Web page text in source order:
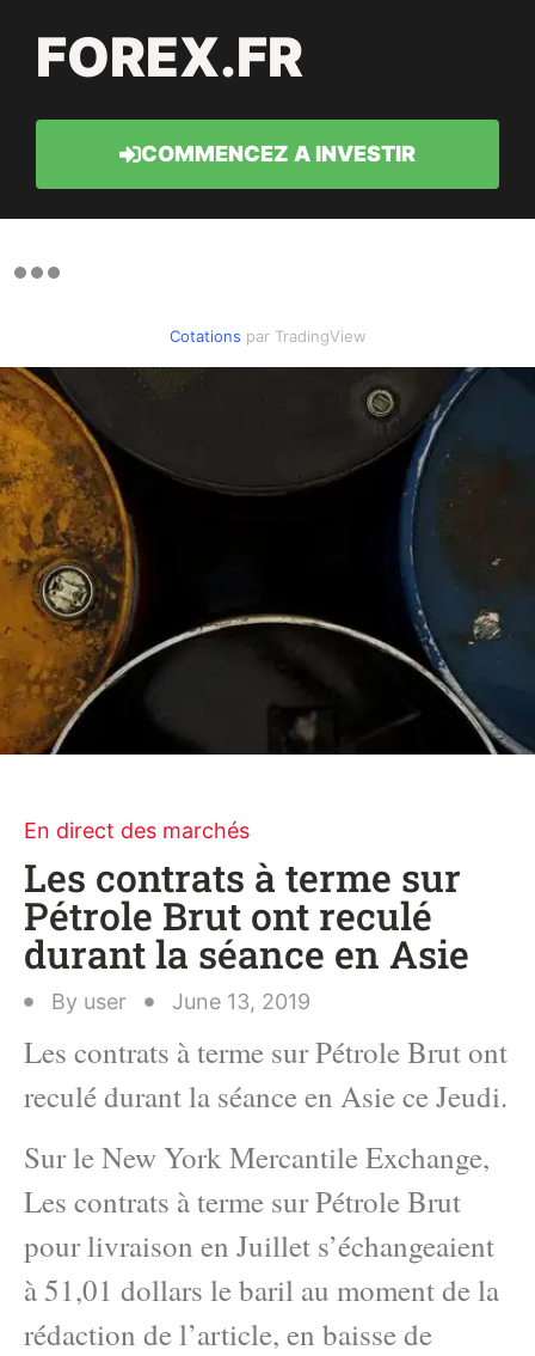
FOREX.FR
COMMENCEZ A INVESTIR
Cotations par TradingView
En direct des marchés
Les contrats à terme sur
Pétrole Brut ont reculé
durant la séance en Asie
By user June 13, 2019
Les contrats à terme sur Pétrole Brut ont
reculé durant la séance en Asie ce Jeudi.
Sur le New York Mercantile Exchange,
Les contrats à terme sur Pétrole Brut
pour livraison en Juillet s’échangeaient
à 51,01 dollars le baril au moment de la
rédaction de l’article, en baisse de